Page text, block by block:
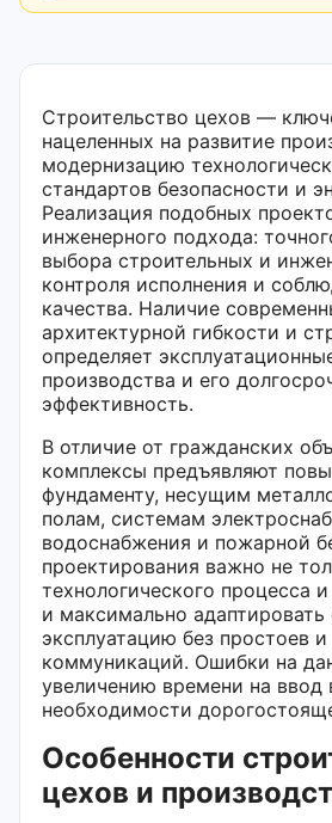
Строительство цехов —
нацеленных на развитие
модернизацию
стандартов безопасности и
Реализация подобных
инженерного подхода:
выбора строительных и
контроля исполнения и
качества. Наличие
архитектурной гибкости и
определяет
производства и его
эффективность.
В отличие от гражданских
комплексы предъявляют
фундаменту, несущим
полам, системам
водоснабжения и пожарной
проектирования важно не
технологического процесса
и максимально
эксплуатацию без простоев
коммуникаций. Ошибки на
увеличению времени на
необходимости
Особенности
цехов и